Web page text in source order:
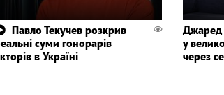
Павло Текучев розкрив
суми гонорарів
в Україні
Джаред
у
через